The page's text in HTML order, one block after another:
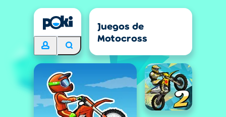
Juegos de
Motocross